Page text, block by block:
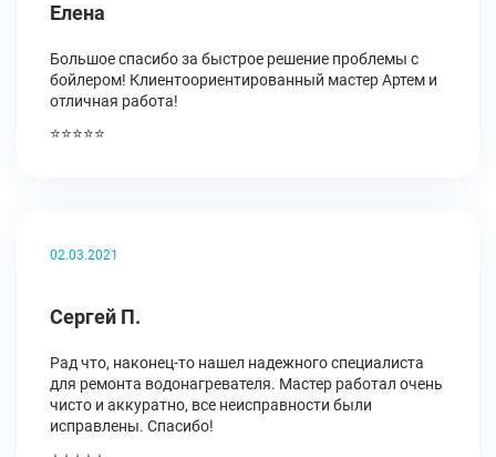
Елена
Большое спасибо за быстрое решение проблемы с
бойлером! Клиентоориентированный мастер Артем и
отличная работа!
⭐⭐⭐⭐⭐
02.03.2021
Сергей П.
Рад что, наконец-то нашел надежного специалиста
для ремонта водонагревателя. Мастер работал очень
чисто и аккуратно, все неисправности были
исправлены. Спасибо!